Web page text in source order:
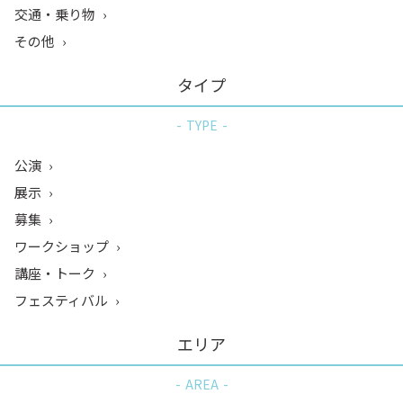
交通・乗り物
その他
タイプ
TYPE
公演
展示
募集
ワークショップ
講座・トーク
フェスティバル
エリア
AREA